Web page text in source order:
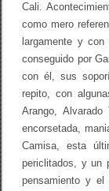
d
o
I
)
Cali.
como mero
largamente y
conseguido por
con él, sus
repito, con
Arango,
encorsetada,
Camisa, esta
periclitados, y un
pensamiento y